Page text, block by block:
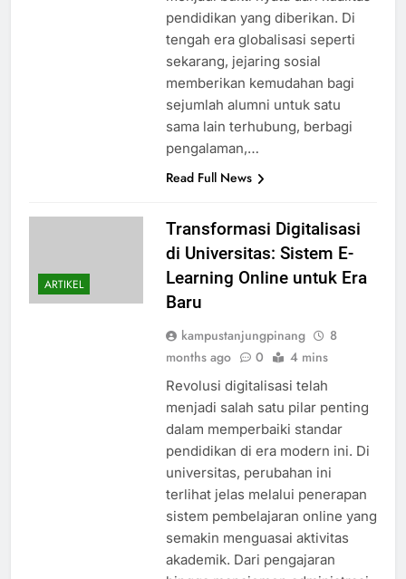
pendidikan yang diberikan. Di
tengah era globalisasi seperti
sekarang, jejaring sosial
memberikan kemudahan bagi
sejumlah alumni untuk satu
sama lain terhubung, berbagi
pengalaman,…
Read Full News
ARTIKEL
Transformasi Digitalisasi
di Universitas: Sistem E-
Learning Online untuk Era
Baru
kampustanjungpinang
8
months ago
0 4 mins
Revolusi digitalisasi telah
menjadi salah satu pilar penting
dalam memperbaiki standar
pendidikan di era modern ini. Di
universitas, perubahan ini
terlihat jelas melalui penerapan
sistem pembelajaran online yang
semakin menguasai aktivitas
akademik. Dari pengajaran